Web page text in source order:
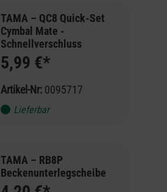
TAMA – QC8 Quick-Set
Cymbal Mate -
Schnellverschluss
5,99 €*
Artikel-Nr: 0095717
Lieferbar
TAMA – RB8P
Beckenunterlegscheibe